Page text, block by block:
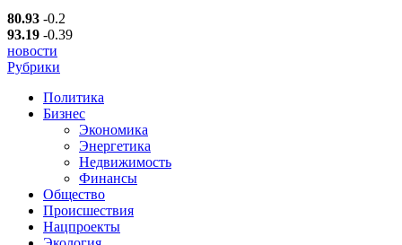
80.93 -0.2
93.19 -0.39
новости
Рубрики
Политика
Бизнес
Экономика
Энергетика
Недвижимость
Финансы
Общество
Происшествия
Нацпроекты